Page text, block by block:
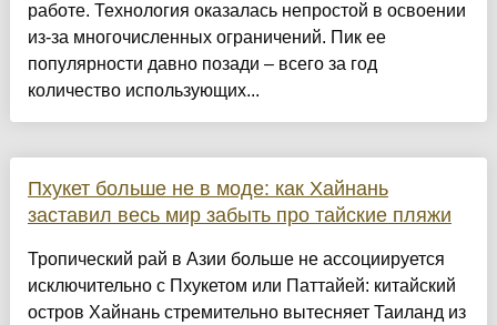
работе. Технология оказалась непростой в освоении
из-за многочисленных ограничений. Пик ее
популярности давно позади – всего за год
количество использующих...
Пхукет больше не в моде: как Хайнань
заставил весь мир забыть про тайские пляжи
Тропический рай в Азии больше не ассоциируется
исключительно с Пхукетом или Паттайей: китайский
остров Хайнань стремительно вытесняет Таиланд из